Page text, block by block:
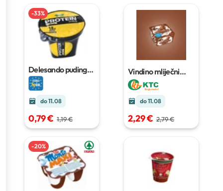
-33%
Delesando puding
protein riža vanilija
180 g
do 11.08
0,79 € 1,19 €
Vindino mliječni
desert4 x 125 g
do 11.08
2,29 € 2,79 €
-20%